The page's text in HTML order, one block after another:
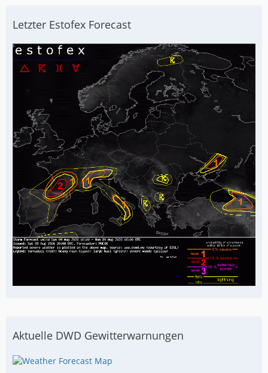
Letzter Estofex Forecast
Aktuelle DWD Gewitterwarnungen